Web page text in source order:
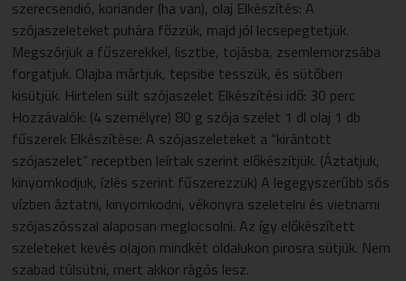
szerecsendió, koriander (ha van), olaj Elkészítés: A
szójaszeleteket puhára főzzük, majd jól lecsepegtetjük.
Megszórjuk a fűszerekkel, lisztbe, tojásba, zsemlemorzsába
forgatjuk. Olajba mártjuk, tepsibe tesszük, és sütőben
kisütjük. Hirtelen sült szójaszelet Elkészítési idő: 30 perc
Hozzávalók: (4 személyre) 80 g szója szelet 1 dl olaj 1 db
fűszerek Elkészítése: A szójaszeleteket a “kirántott
szójaszelet” receptben leírtak szerint előkészítjük. (Áztatjuk,
kinyomkodjuk, ízlés szerint fűszerezzük) A legegyszerűbb sós
vízben áztatni, kinyomkodni, vékonyra szeletelni és vietnami
szójaszósszal alaposan meglocsolni. Az így előkészített
szeleteket kevés olajon mindkét oldalukon pirosra sütjük. Nem
szabad túlsütni, mert akkor rágós lesz.